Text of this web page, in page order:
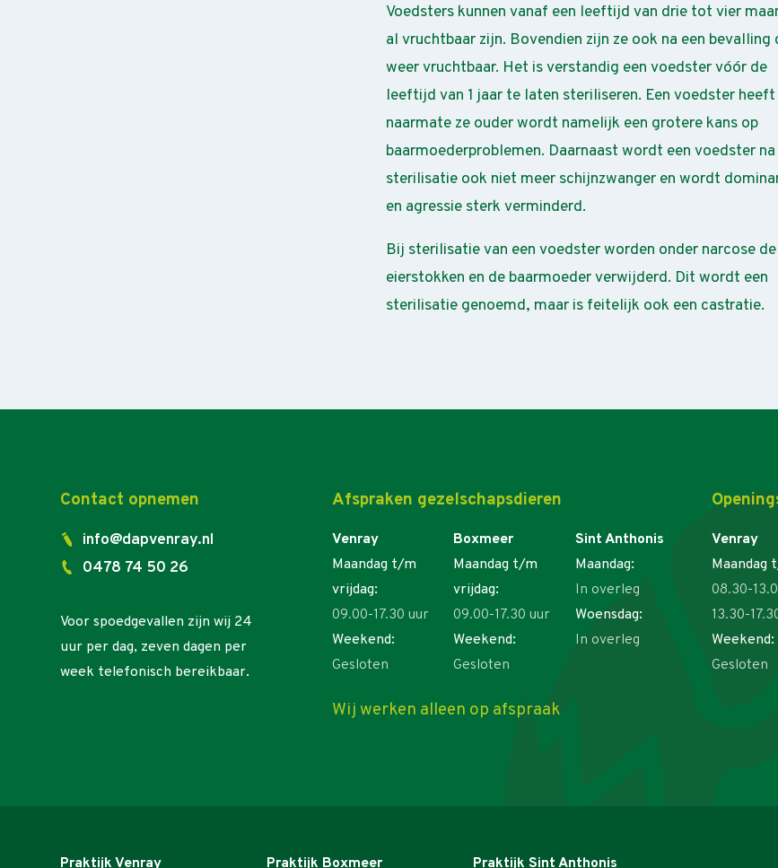
Voedsters kunnen vanaf een leeftijd van drie tot vier
al vruchtbaar zijn. Bovendien zijn ze ook na een bevalling
weer vruchtbaar. Het is verstandig een voedster vóór de
leeftijd van 1 jaar te laten steriliseren. Een voedster heeft
naarmate ze ouder wordt namelijk een grotere kans op
baarmoederproblemen. Daarnaast wordt een voedster na
sterilisatie ook niet meer schijnzwanger en wordt
en agressie sterk verminderd.
Bij sterilisatie van een voedster worden onder narcose de
eierstokken en de baarmoeder verwijderd. Dit wordt een
sterilisatie genoemd, maar is feitelijk ook een castratie.
Contact opnemen
info@dapvenray.nl
0478 74 50 26
Voor spoedgevallen zijn wij 24
uur per dag, zeven dagen per
week telefonisch bereikbaar.
Afspraken gezelschapsdieren
Venray
Maandag t/m
vrijdag:
09.00-17.30 uur
Weekend:
Gesloten
Boxmeer
Maandag t/m
vrijdag:
09.00-17.30 uur
Weekend:
Gesloten
Sint Anthonis
Maandag:
In overleg
Woensdag:
In overleg
Wij werken alleen op afspraak
Venray
Maandag
08.30-
13.30-
Weekend:
Gesloten
Praktijk Venray Praktijk Boxmeer Praktijk Sint Anthonis